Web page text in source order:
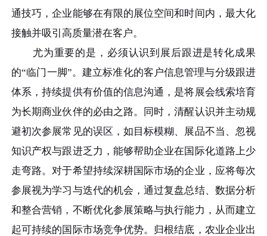
通技巧，企业能够在有限的展位空间和时间内，最大化
接触并吸引高质量潜在客户。
尤为重要的是，必须认识到展后跟进是转化成果
的“临门一脚”。建立标准化的客户信息管理与分级跟进
体系，持续提供有价值的信息沟通，是将展会线索培育
为长期商业伙伴的必由之路。同时，清醒认识并主动规
避初次参展常见的误区，如目标模糊、展品不当、忽视
知识产权与跟进乏力，能够帮助企业在国际化道路上少
走弯路。对于希望持续深耕国际市场的企业，应将每次
参展视为学习与迭代的机会，通过复盘总结、数据分析
和整合营销，不断优化参展策略与执行能力，从而建立
起可持续的国际市场竞争优势。归根结底，农业企业出